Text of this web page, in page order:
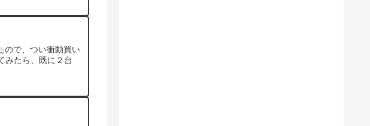
ので、つい衝動買い
みたら、既に２台